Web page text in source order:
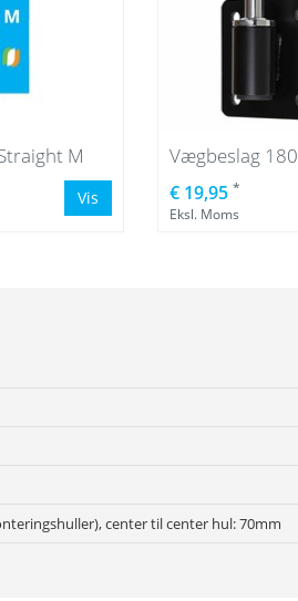
M
Vis
Vægbeslag 180
€ 19,95 *
Eksl. Moms
center til center hul: 70mm